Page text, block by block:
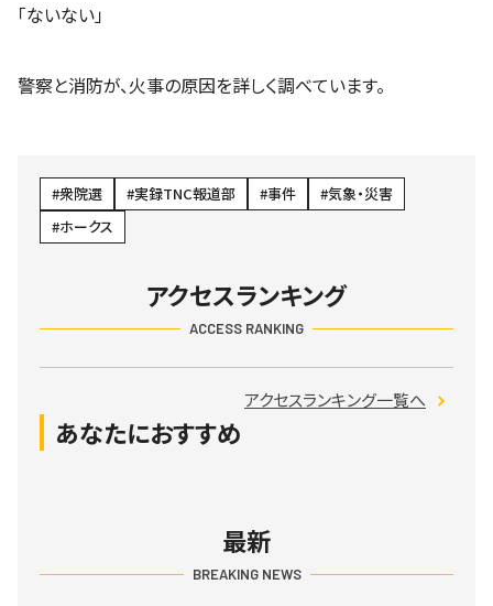
「ないない」
警察と消防が、火事の原因を詳しく調べています。
衆院選 実録TNC報道部 事件
気象・災害
ホークス
アクセスランキング
ACCESS RANKING
アクセスランキング一覧へ
あなたにおすすめ
最新
BREAKING NEWS